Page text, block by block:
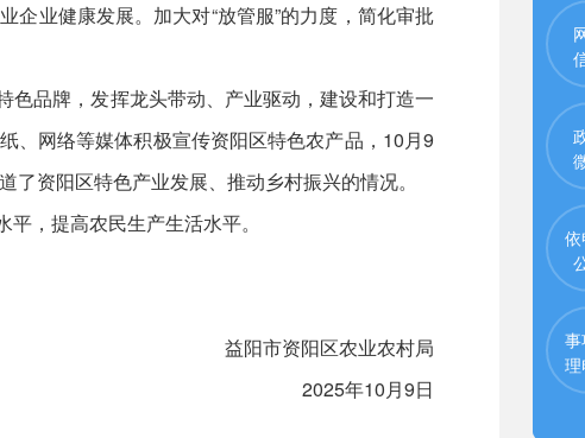
业健康发展。加大对“放管服”的力度，简化审批
品牌，发挥龙头带动、产业驱动，建设和打造一
、网络等媒体积极宣传资阳区特色农产品，10月9
资阳区特色产业发展、推动乡村振兴的情况。
，提高农民生产生活水平。
益阳市资阳区农业农村局
2025年10月9日